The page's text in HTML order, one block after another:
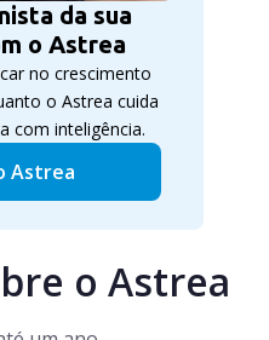
da sua
o Astrea
no crescimento
o Astrea cuida
com inteligência.
Astrea
o Astrea